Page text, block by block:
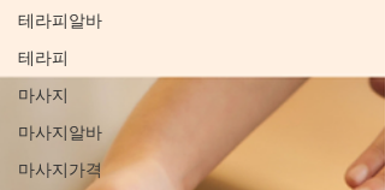
테라피알바
테라피
마사지
마사지알바
마사지가격